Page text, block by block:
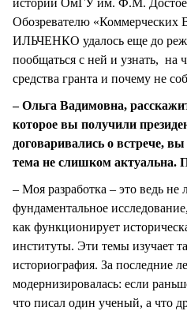
Обозревателю «Коммерческих
ИЛЬЧЕНКО удалось еще до
пообщаться с ней и узнать, на
средства гранта и почему не
– Ольга Вадимовна,
которое вы получили
договаривались о встрече,
тема не слишком актуальна.
– Моя разработка – это ведь
фундаментальное
как функционирует
институты. Эти темы изучает
историография. За последние
модернизировалась: если
что писал один ученый, а что